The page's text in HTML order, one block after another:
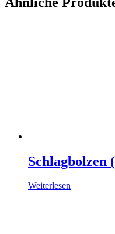
Schlagbolzen
Weiterlesen